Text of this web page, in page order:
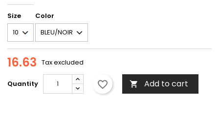
Size Color
16.63 Tax excluded
Quantity favorite_border  Add to cart